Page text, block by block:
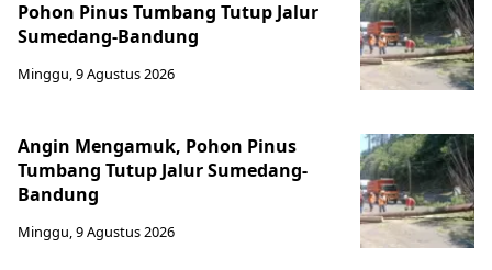
Pohon Pinus Tumbang Tutup Jalur
Sumedang-Bandung
Minggu, 9 Agustus 2026
Angin Mengamuk, Pohon Pinus
Tumbang Tutup Jalur Sumedang-
Bandung
Minggu, 9 Agustus 2026